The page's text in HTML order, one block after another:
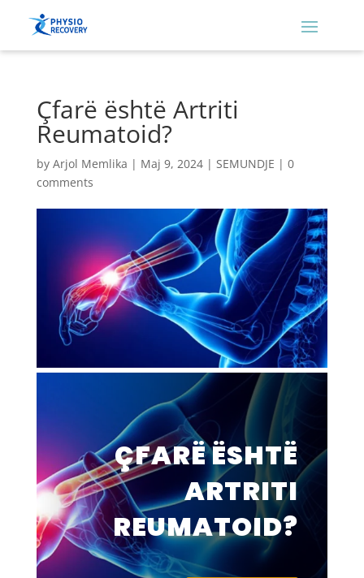
Çfarë është Artriti
Reumatoid?
by Arjol Memlika | Maj 9, 2024| SEMUNDJE | 0
comments
ÇFARË ËSHTË
ARTRITI
REUMATOID?